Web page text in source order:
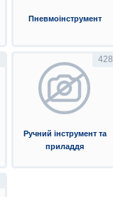
Пневмоінструмент
428
Ручний інструмент та
приладдя